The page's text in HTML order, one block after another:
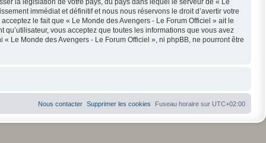
immédiat et définitif et nous nous réservons le droit d’avertir votre
le fait que « Le Monde des Avengers - Le Forum Officiel » ait le
vous acceptez que toutes les informations que vous avez
Le Monde des Avengers - Le Forum Officiel », ni phpBB, ne pourront être
Fuseau horaire sur UTC+02:00
Supprimer les cookies
Nous contacter